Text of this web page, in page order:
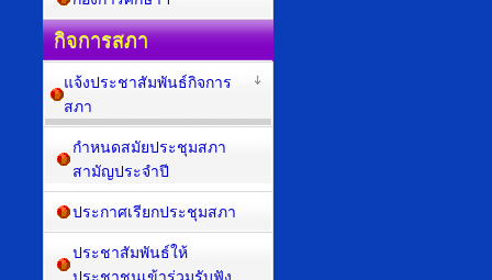
กิจการสภา
แจ้งประชาสัมพันธ์กิจการ
สภา
กำหนดสมัยประชุมสภา
สามัญประจำปี
ประกาศเรียกประชุมสภา
ประชาสัมพันธ์ให้